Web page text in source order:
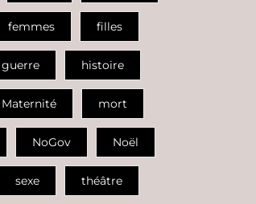
femmes filles
guerre histoire
Maternité mort
NoGov Noël
sexe théâtre